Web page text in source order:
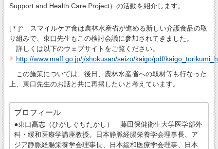
Support and Health Care Project）の活動を紹介します。
[＊]^スマイルケア食は農林水産省が進める新しい介護食品の取
り組みで、東口先生もこの検討会議に参加されてきました。
詳しくは以下のウェブサイトをご覧ください。
http://www.maff.go.jp/j/shokusan/seizo/kaigo/pdf/
この施策については、後日、農林水産省への取材等も行なった
上、東口先生のお話と共に再掲したいと考えています。
プロフィール
●東口髙志（ひがしぐちたかし） 藤田保健衛生大学医学部外
科・緩和医療学講座教授。日本静脈経腸栄養学会理事長、ア
ジア静脈経腸栄養学会理事長、日本緩和医療学会理事、日本